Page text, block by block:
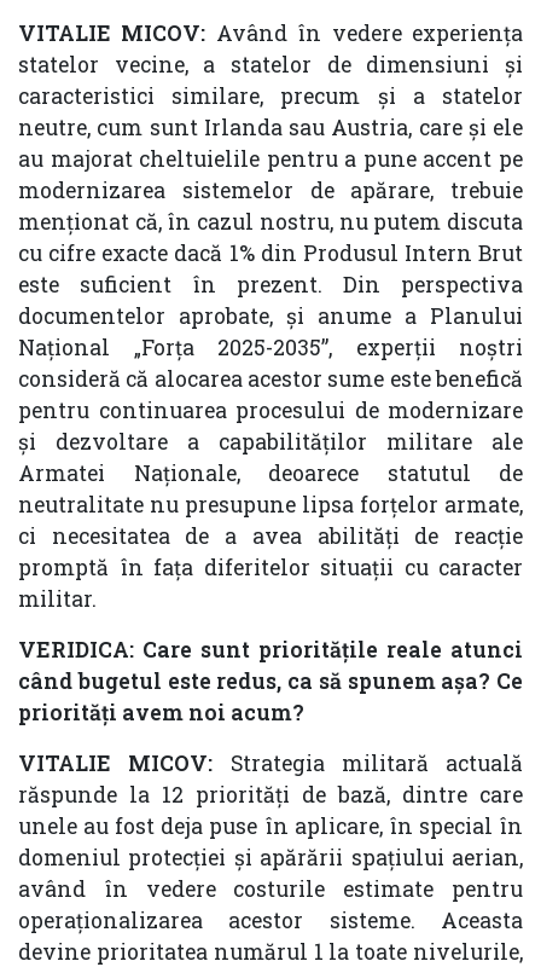
VITALIE MICOV: Având în vedere experiența
statelor vecine, a statelor de dimensiuni și
caracteristici similare, precum și a statelor
neutre, cum sunt Irlanda sau Austria, care și ele
au majorat cheltuielile pentru a pune accent pe
modernizarea sistemelor de apărare, trebuie
menționat că, în cazul nostru, nu putem discuta
cu cifre exacte dacă 1% din Produsul Intern Brut
este suficient în prezent. Din perspectiva
documentelor aprobate, și anume a Planului
Național „Forța 2025-2035”, experții noștri
consideră că alocarea acestor sume este benefică
pentru continuarea procesului de modernizare
și dezvoltare a capabilităților militare ale
Armatei Naționale, deoarece statutul de
neutralitate nu presupune lipsa forțelor armate,
ci necesitatea de a avea abilități de reacție
promptă în fața diferitelor situații cu caracter
militar.
VERIDICA: Care sunt prioritățile reale atunci
când bugetul este redus, ca să spunem așa? Ce
priorități avem noi acum?
VITALIE MICOV: Strategia militară actuală
răspunde la 12 priorități de bază, dintre care
unele au fost deja puse în aplicare, în special în
domeniul protecției și apărării spațiului aerian,
având în vedere costurile estimate pentru
operaționalizarea acestor sisteme. Aceasta
devine prioritatea numărul 1 la toate nivelurile,